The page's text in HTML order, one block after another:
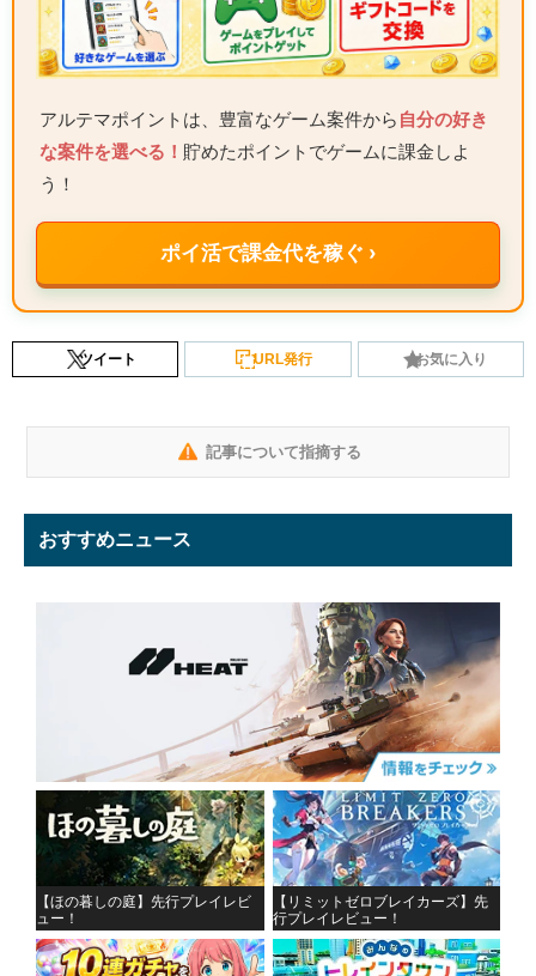
アルテマポイントは、豊富なゲーム案件から 自分の好き
な案件を選べる！ 貯めたポイントでゲームに課金しよ
う！
ポイ活で課金代を稼ぐ ›
ツイート URL発行 お気に入り
記事について指摘する
おすすめニュース
【ほの暮しの庭】先行プレイレビ
ュー！
【リミットゼロブレイカーズ】先
行プレイレビュー！